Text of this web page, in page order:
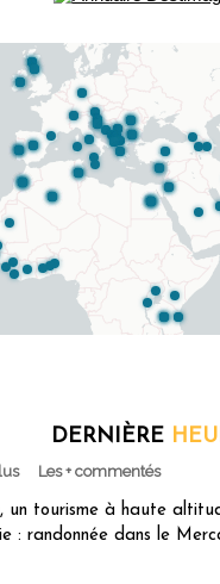
DERNIÈRE
Les + commentés
un tourisme à haute
: randonnée dans le